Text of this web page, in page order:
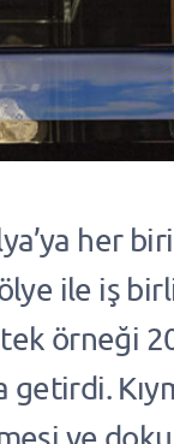
her
ile iş
örneği
getirdi.